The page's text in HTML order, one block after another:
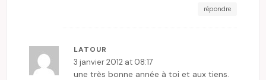
répondre
LATOUR
3 janvier 2012 at 08:17
une très bonne année à toi et aux tiens.